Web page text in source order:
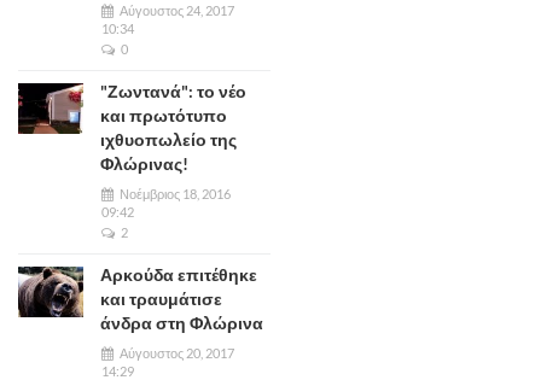
Αύγουστος 24, 2017
10:34
0
"Ζωντανά": το νέο
και πρωτότυπο
ιχθυοπωλείο της
Φλώρινας!
Νοέμβριος 18, 2016
09:42
2
Αρκούδα επιτέθηκε
και τραυμάτισε
άνδρα στη Φλώρινα
Αύγουστος 20, 2017
14:29